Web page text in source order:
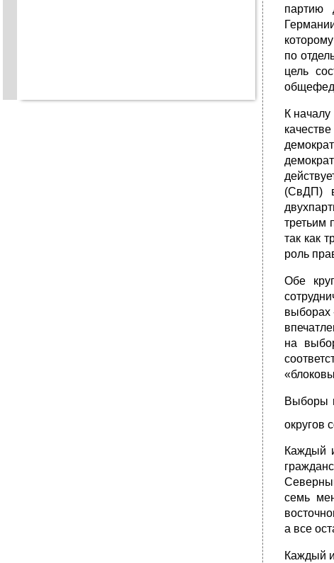
партию
по
цель
К
(СвДП)
третьим
так как
роль
Обе
выборах
на
Выборы
округов
Каждый
семь
а все
Каждый